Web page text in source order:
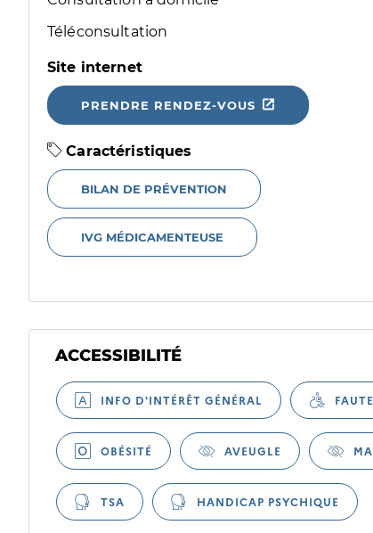
Téléconsultation
Site internet
PRENDRE RENDEZ-VOUS
Caractéristiques
BILAN DE PRÉVENTION
IVG MÉDICAMENTEUSE
ACCESSIBILITÉ
Filtres
Sélectionnez un ou plusieurs handicaps/besoins
INFO D'INTÉRÊT GÉNÉRAL
OBÉSITÉ AVEUGLE
TSA HANDICAP PSYCHIQUE